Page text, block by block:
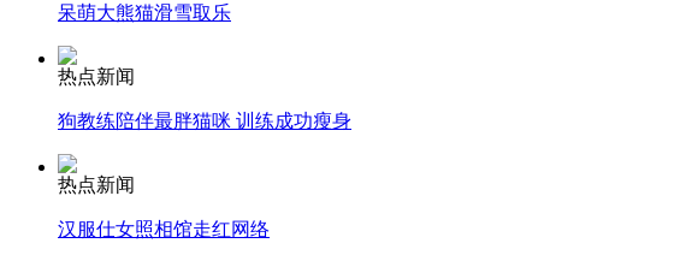
走！跟着总书记去植树
消防员救轻生者 花炮节热闹非凡 减压"枕头大战"
呆萌大熊猫滑雪取乐
热点新闻
狗教练陪伴最胖猫咪 训练成功瘦身
热点新闻
汉服仕女照相馆走红网络